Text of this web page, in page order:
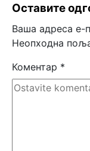
Оставите
Ваша адреса е-
Неопходна
Коментар *